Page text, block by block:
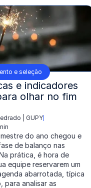
e seleção
e indicadores
olhar no fim
| GUPY
do ano chegou e
de balanço nas
prática, é hora de
equipe reservarem um
abarrotada, típica
para analisar as